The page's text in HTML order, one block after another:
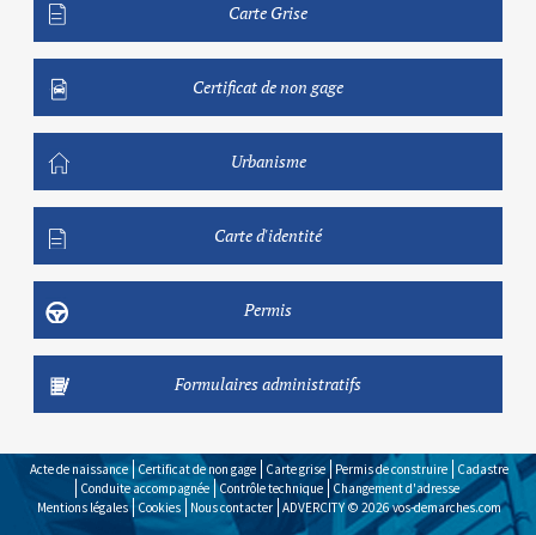
Carte Grise
Certificat de non gage
Urbanisme
Carte d'identité
Permis
Formulaires administratifs
Acte de naissance Certificat de non gage Carte grise Permis de construire
Cadastre
Conduite accompagnée Contrôle technique
Changement d'adresse
Mentions légales
Cookies Nous contacter ADVERCITY © 2026vos-demarches.com